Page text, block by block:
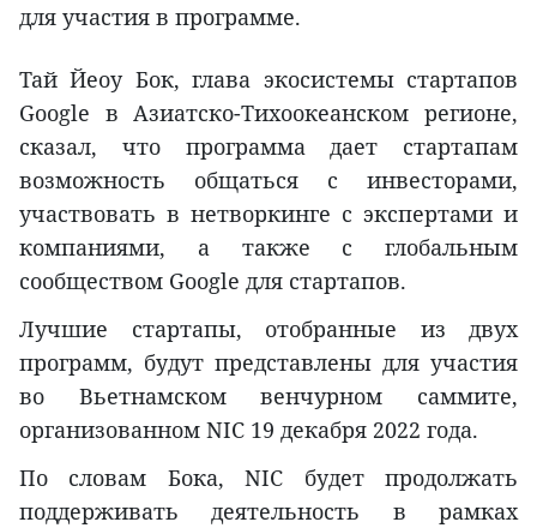
для участия в программе.
Тай Йеоу Бок, глава экосистемы стартапов
Google в Азиатско-Тихоокеанском регионе,
сказал, что программа дает стартапам
возможность общаться с инвесторами,
участвовать в нетворкинге с экспертами и
компаниями, а также с глобальным
сообществом Google для стартапов.
Лучшие стартапы, отобранные из двух
программ, будут представлены для участия
во Вьетнамском венчурном саммите,
организованном NIC 19 декабря 2022 года.
По словам Бока, NIC будет продолжать
поддерживать деятельность в рамках